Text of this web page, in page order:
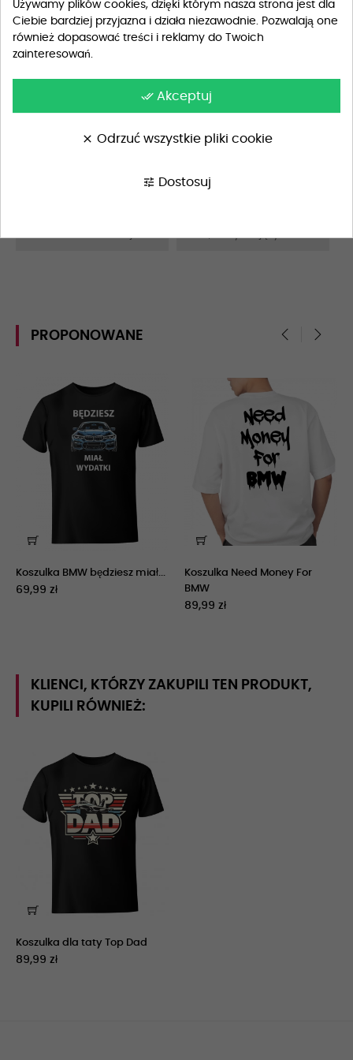
Szczegóły produktu
Opis
100% bawełna
Wskazówki Pielęgnacyjne
Pranie w pralce w 40°C, pr
PROPONOWANE
Koszulka Need Money For
BMW
Koszulka Retro BMW E60
Coupe
69,99 zł
KLIENCI, KTÓRZY ZAKUPILI TEN PRODUKT,
KUPILI RÓWNIEŻ:
Koszulka dla taty Top Dad
89,99 zł
Używamy plików cookies, dzięki którym nasza strona jest dla
Ciebie bardziej przyjazna i działa niezawodnie. Pozwalają one
również dopasować treści i reklamy do Twoich
zainteresowań.
done_all Akceptuj
clear Odrzuć wszystkie pliki cookie
tune Dostosuj